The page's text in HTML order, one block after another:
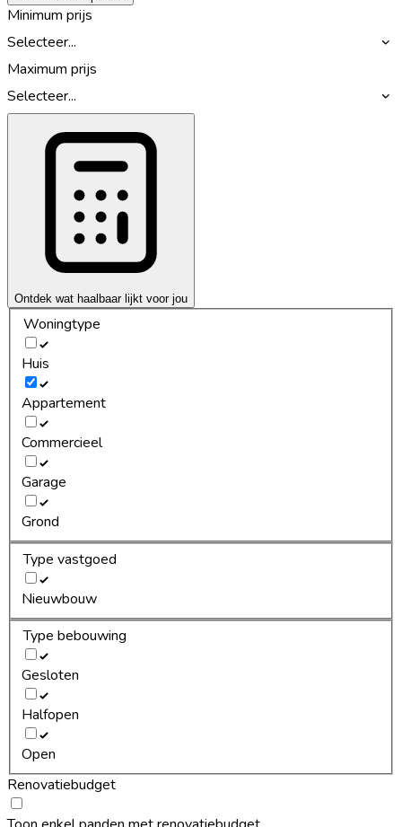
Minimum prijs
Selecteer...
Maximum prijs
Selecteer...
Ontdek wat haalbaar lijkt voor jou
Woningtype
Huis
Appartement
Commercieel
Garage
Grond
Type vastgoed
Nieuwbouw
Type bebouwing
Gesloten
Halfopen
Open
Renovatiebudget